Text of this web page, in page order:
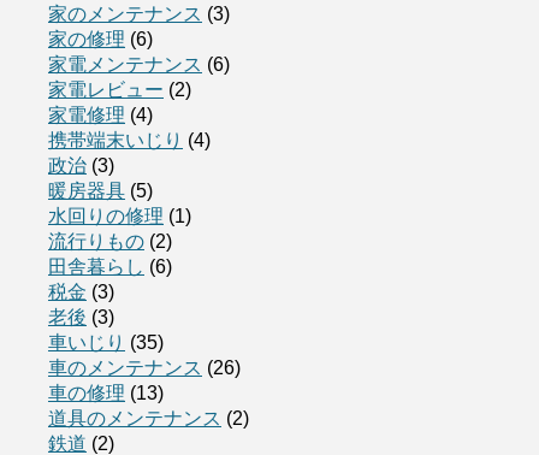
家のメンテナンス (3)
家の修理 (6)
家電メンテナンス (6)
家電レビュー (2)
家電修理 (4)
携帯端末いじり (4)
政治 (3)
暖房器具 (5)
水回りの修理 (1)
流行りもの (2)
田舎暮らし (6)
税金 (3)
老後 (3)
車いじり (35)
車のメンテナンス (26)
車の修理 (13)
道具のメンテナンス (2)
鉄道 (2)